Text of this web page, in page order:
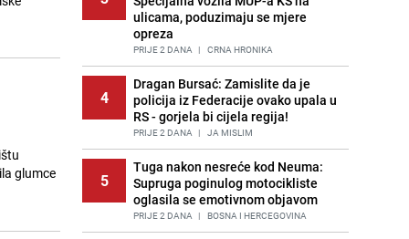
glumce
ulicama, poduzimaju se mjere
opreza
PRIJE 2 DANA | CRNA HRONIKA
4
Dragan Bursać: Zamislite da je
policija iz Federacije ovako upala u
RS - gorjela bi cijela regija!
PRIJE 2 DANA | JA MISLIM
5
Tuga nakon nesreće kod Neuma:
Supruga poginulog motocikliste
oglasila se emotivnom objavom
PRIJE 2 DANA | BOSNA I HERCEGOVINA